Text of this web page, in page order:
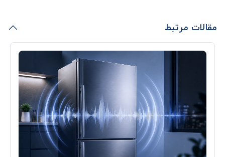
مقالات مرتبط